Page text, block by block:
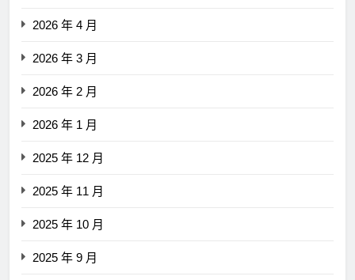
2026 年 4 月
2026 年 3 月
2026 年 2 月
2026 年 1 月
2025 年 12 月
2025 年 11 月
2025 年 10 月
2025 年 9 月